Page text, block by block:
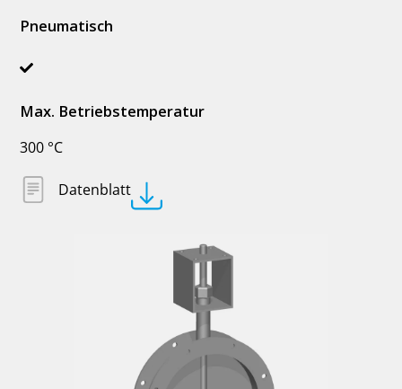
Pneumatisch
Max. Betriebstemperatur
300 °C
Datenblatt